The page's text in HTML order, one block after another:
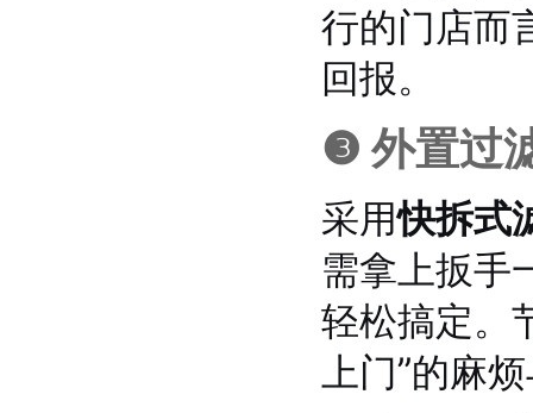
行的门店而
回报。
❸ 外置过
采用快拆式
需拿上扳手
轻松搞定。
上门”的麻